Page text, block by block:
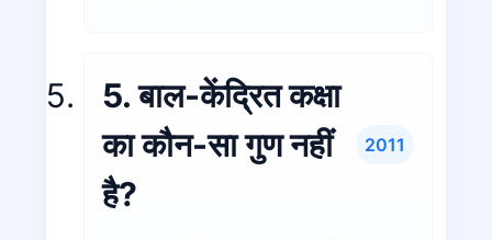
5. बाल-केंद्रित कक्षा
का कौन-सा गुण नहीं
है?
2011